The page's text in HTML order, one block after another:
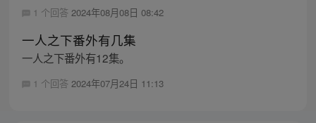
1 个回答 2024年08月08日 08:42
一人之下番外有几集
一人之下番外有12集。
1 个回答 2024年07月24日 11:13